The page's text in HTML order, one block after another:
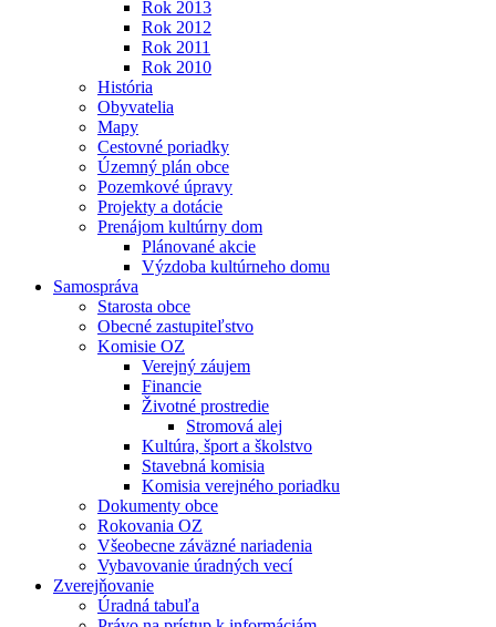
Rok 2013
Rok 2012
Rok 2011
Rok 2010
História
Obyvatelia
Mapy
Cestovné poriadky
Územný plán obce
Pozemkové úpravy
Projekty a dotácie
Prenájom kultúrny dom
Plánované akcie
Výzdoba kultúrneho domu
Samospráva
Starosta obce
Obecné zastupiteľstvo
Komisie OZ
Verejný záujem
Financie
Životné prostredie
Stromová alej
Kultúra, šport a školstvo
Stavebná komisia
Komisia verejného poriadku
Dokumenty obce
Rokovania OZ
Všeobecne záväzné nariadenia
Vybavovanie úradných vecí
Zverejňovanie
Úradná tabuľa